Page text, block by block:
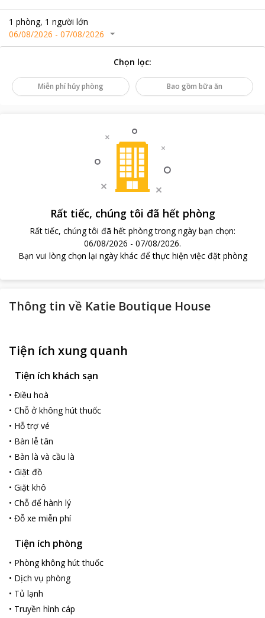
1 phòng, 1 người lớn
06/08/2026 - 07/08/2026
Chọn lọc:
Miễn phí hủy phòng Bao gồm bữa ăn
Rất tiếc, chúng tôi đã hết phòng
Rất tiếc, chúng tôi đã hết phòng trong ngày bạn chọn:
06/08/2026 - 07/08/2026.
Bạn vui lòng chọn lại ngày khác để thực hiện việc đặt phòng
Thông tin về Katie Boutique House
Tiện ích xung quanh
Tiện ích khách sạn
• Điều hoà
• Chỗ ở không hút thuốc
• Hỗ trợ vé
• Bàn lễ tân
• Bàn là và cầu là
• Giặt đồ
• Giặt khô
• Chỗ để hành lý
• Đỗ xe miễn phí
Tiện ích phòng
• Phòng không hút thuốc
• Dịch vụ phòng
• Tủ lạnh
• Truyền hình cáp